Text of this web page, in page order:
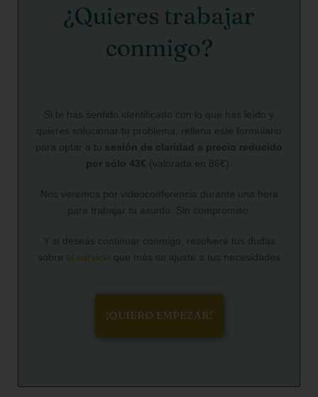
¿Quieres trabajar
conmigo?
Si te has sentido identificado con lo que has leído y
quieres solucionar tu problema, rellena este formulario
para optar a tu sesión de claridad a precio reducido
por sólo 43€ (valorada en 86€).
Nos veremos por videoconferencia durante una hora
para trabajar tu asunto. Sin compromiso.
Y si deseas continuar conmigo, resolveré tus dudas
sobre el servicio que más se ajuste a tus necesidades
¡QUIERO EMPEZAR!